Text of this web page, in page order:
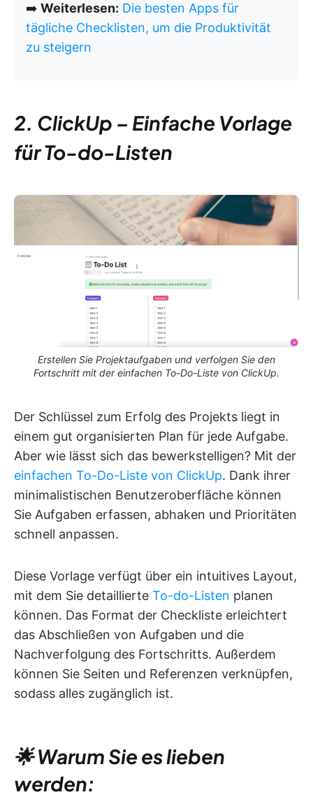
➡️ Weiterlesen: Die besten Apps für
tägliche Checklisten, um die Produktivität
zu steigern
2. ClickUp – Einfache Vorlage
für To-do-Listen
Erstellen Sie Projektaufgaben und verfolgen Sie den
Fortschritt mit der einfachen To-Do-Liste von ClickUp.
Der Schlüssel zum Erfolg des Projekts liegt in
einem gut organisierten Plan für jede Aufgabe.
Aber wie lässt sich das bewerkstelligen? Mit der
einfachen To-Do-Liste von ClickUp. Dank ihrer
minimalistischen Benutzeroberfläche können
Sie Aufgaben erfassen, abhaken und Prioritäten
schnell anpassen.
Diese Vorlage verfügt über ein intuitives Layout,
mit dem Sie detaillierte To-do-Listen planen
können. Das Format der Checkliste erleichtert
das Abschließen von Aufgaben und die
Nachverfolgung des Fortschritts. Außerdem
können Sie Seiten und Referenzen verknüpfen,
sodass alles zugänglich ist.
🌟 Warum Sie es lieben
werden: